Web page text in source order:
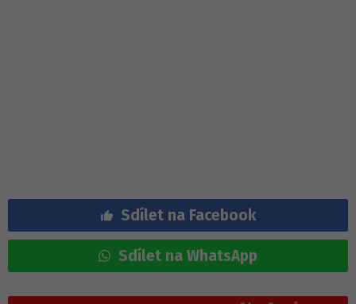
Sdílet na Facebook
Sdílet na WhatsApp